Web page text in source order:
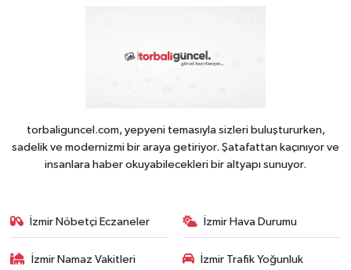
torbaliguncel.com, yepyeni temasıyla sizleri buluştururken,
sadelik ve modernizmi bir araya getiriyor. Şatafattan kaçınıyor ve
insanlara haber okuyabilecekleri bir altyapı sunuyor.
İzmir Nöbetçi Eczaneler İzmir Hava Durumu
İzmir Namaz Vakitleri
İzmir Trafik Yoğunluk